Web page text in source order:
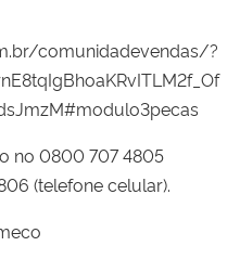
comunidadevendas/?
no 0800 707 4805
(telefone celular).